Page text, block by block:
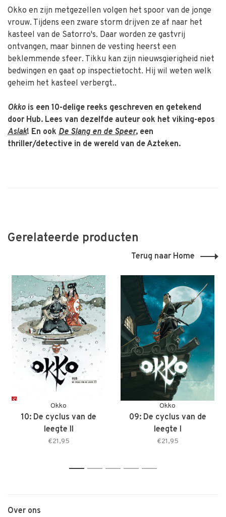
Okko en zijn metgezellen volgen het spoor van de jonge
vrouw. Tijdens een zware storm drijven ze af naar het
kasteel van de Satorro's. Daar worden ze gastvrij
ontvangen, maar binnen de vesting heerst een
beklemmende sfeer. Tikku kan zijn nieuwsgierigheid niet
bedwingen en gaat op inspectietocht. Hij wil weten welk
geheim het kasteel verbergt..
Okko is een 10-delige reeks geschreven en getekend
door Hub. Lees van dezelfde auteur ook het viking-epos
Aslak! En ook De Slang en de Speer, een
thriller/detective in de wereld van de Azteken.
Gerelateerde producten
Terug naar Home
Okko
10: De cyclus van de
leegte II
€21,95
Okko
09: De cyclus van de
leegte I
€21,95
1 2 3 4 5
Over ons